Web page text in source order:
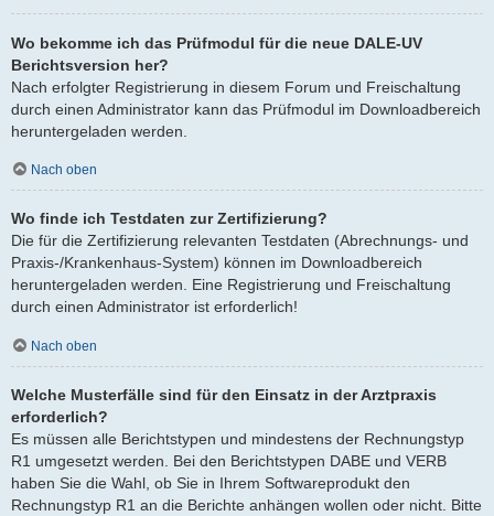
Wo bekomme ich das Prüfmodul für die neue DALE-UV
Berichtsversion her?
Nach erfolgter Registrierung in diesem Forum und Freischaltung
durch einen Administrator kann das Prüfmodul im Downloadbereich
heruntergeladen werden.
Nach oben
Wo finde ich Testdaten zur Zertifizierung?
Die für die Zertifizierung relevanten Testdaten (Abrechnungs- und
Praxis-/Krankenhaus-System) können im Downloadbereich
heruntergeladen werden. Eine Registrierung und Freischaltung
durch einen Administrator ist erforderlich!
Nach oben
Welche Musterfälle sind für den Einsatz in der Arztpraxis
erforderlich?
Es müssen alle Berichtstypen und mindestens der Rechnungstyp
R1 umgesetzt werden. Bei den Berichtstypen DABE und VERB
haben Sie die Wahl, ob Sie in Ihrem Softwareprodukt den
Rechnungstyp R1 an die Berichte anhängen wollen oder nicht. Bitte